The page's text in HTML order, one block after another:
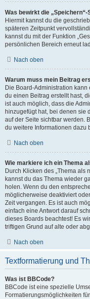
Was bewirkt die
Hiermit kannst du die
späteren Zeitpunkt
kannst du mit der Funktion
persönlichen Bereich erneut
Nach oben
Warum muss mein Beitrag
Die Board-Administration
du einen Beitrag erstellt hast,
ist auch möglich, dass die
hinzugefügt hat, bei denen sie
auf der Seite sichtbar werden.
du weitere Informationen dazu
Nach oben
Wie markiere ich ein Thema
Durch Klicken des „Thema als
kannst du das Thema wieder
holen. Wenn du den
möglicherweise deaktiviert
Zeit vergangen. Es ist auch
einfach eine Antwort darauf
dieses Boards beachtest! Es
triftigen Grund auf alte oder
Nach oben
Textformatierung und
Was ist BBCode?
BBCode ist eine spezielle
Formatierungsmöglichkeiten